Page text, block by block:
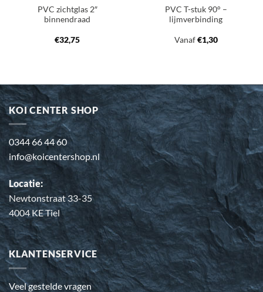
PVC zichtglas 2″
binnendraad
€32,75
PVC T-stuk 90° –
lijmverbinding
Vanaf€1,30
KOI CENTER SHOP
0344 66 44 60
info@koicentershop.nl
Locatie:
Newtonstraat 33-35
4004 KE Tiel
KLANTENSERVICE
Veel gestelde vragen